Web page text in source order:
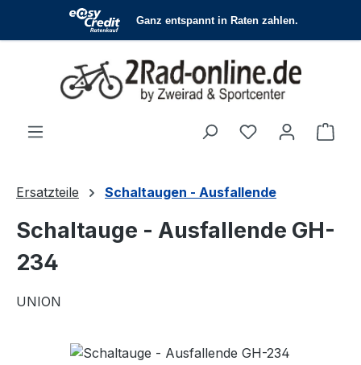
Zum Hauptinhalt springen
Du hast 0
Ersatzteile Schaltaugen - Ausfallende
Schaltauge - Ausfallende GH-
234
UNION